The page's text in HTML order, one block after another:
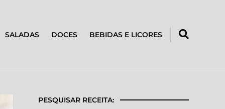
SALADAS DOCES BEBIDAS E LICORES
PESQUISAR RECEITA: